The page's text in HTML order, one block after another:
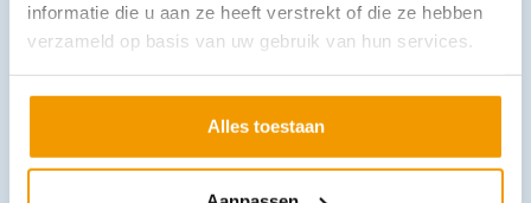
informatie die u aan ze heeft verstrekt of die ze hebben
verzameld op basis van uw gebruik van hun services.
Alles toestaan
Opties bekijken
Leverbaar